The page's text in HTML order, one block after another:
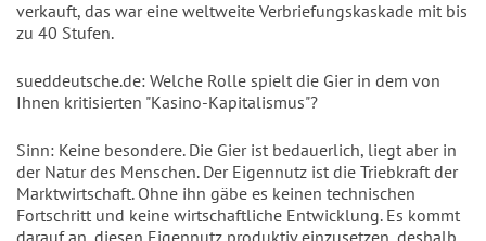
verkauft, das war eine weltweite Verbriefungskaskade mit bis
zu 40 Stufen.
sueddeutsche.de: Welche Rolle spielt die Gier in dem von
Ihnen kritisierten "Kasino-Kapitalismus"?
Sinn: Keine besondere. Die Gier ist bedauerlich, liegt aber in
der Natur des Menschen. Der Eigennutz ist die Triebkraft der
Marktwirtschaft. Ohne ihn gäbe es keinen technischen
Fortschritt und keine wirtschaftliche Entwicklung. Es kommt
darauf an, diesen Eigennutz produktiv einzusetzen, deshalb